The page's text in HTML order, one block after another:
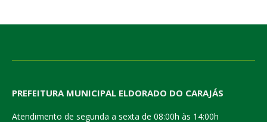
PREFEITURA MUNICIPAL ELDORADO DO CARAJÁS
Atendimento de segunda a sexta de 08:00h às 14:00h